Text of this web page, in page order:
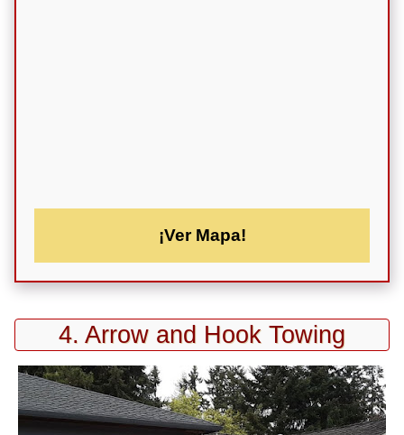
¡Ver Mapa!
4. Arrow and Hook Towing